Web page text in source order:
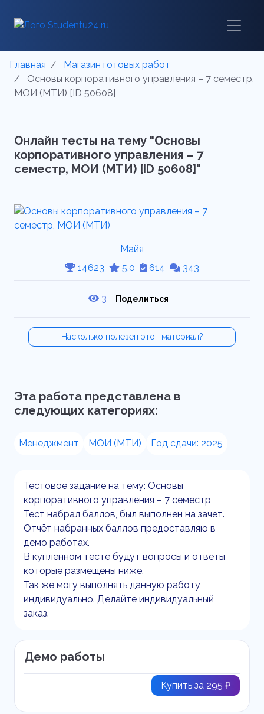
Главная
Магазин готовых работ
Основы корпоративного управления – 7 семестр,
МОИ (МТИ) [ID 50608]
Онлайн тесты на тему "Основы
корпоративного управления – 7
семестр, МОИ (МТИ) [ID 50608]"
Майя
14623
5.0 614 343
3 Поделиться
Насколько полезен этот материал?
Эта работа представлена в
следующих категориях:
Менеджмент МОИ (МТИ) Год сдачи: 2025
Тестовое задание на тему: Основы
корпоративного управления – 7 семестр
Тест набрал баллов, был выполнен на зачет.
Отчёт набранных баллов предоставляю в
демо работах.
В купленном тесте будут вопросы и ответы
которые размещены ниже.
Так же могу выполнять данную работу
индивидуально. Делайте индивидуальный
заказ.
Демо работы
Купить за 295 ₽